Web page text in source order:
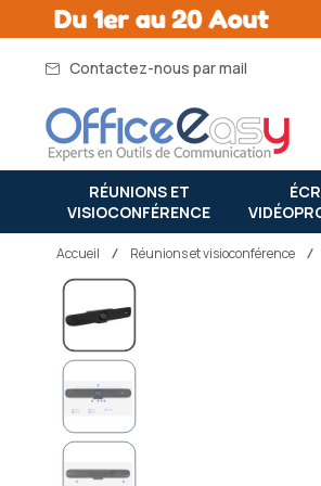
Contactez-nous par mail
RÉUNIONS ET
VISIOCONFÉRENCE
Accueil réunions et visioconférence
Passer
la
fin
de
la
galerie
d’images